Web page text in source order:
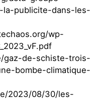
la-publicite-dans-les-
wp-
gaz-de-schiste-trois-
bombe-climatique-
2023/08/30/les-